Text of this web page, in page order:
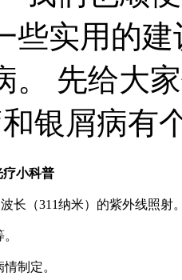
些实用的
。 先给大
银屑病有
疗小科普
长（311纳米）的紫外线照射
制定。